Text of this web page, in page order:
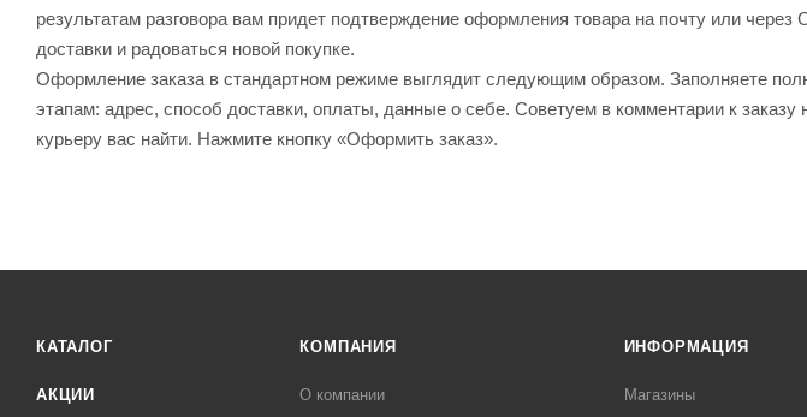
результатам разговора вам придет подтверждение оформления товара на почту или
доставки и радоваться новой покупке.
Оформление заказа в стандартном режиме выглядит следующим образом. Заполняете
этапам: адрес, способ доставки, оплаты, данные о себе. Советуем в комментарии к
курьеру вас найти. Нажмите кнопку «Оформить заказ».
КАТАЛОГ
АКЦИИ
КОМПАНИЯ
О компании
ИНФОРМАЦИЯ
Магазины